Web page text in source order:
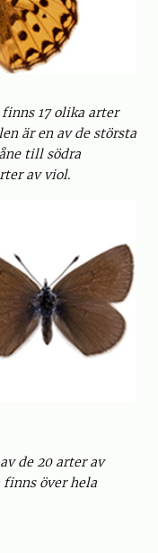
17 olika arter
är en av de största
till södra
av viol.
de 20 arter av
finns över hela